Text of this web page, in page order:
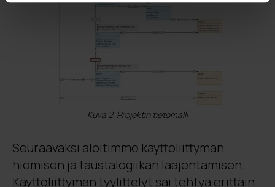
Kuva 2. Projektin tietomalli
Seuraavaksi aloitimme käyttöliittymän
hiomisen ja taustalogiikan laajentamisen.
Käyttöliittymän tyylittelyt sai tehtyä erittäin